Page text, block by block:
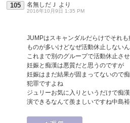
105 名無しだＪ より
2016年10月9日 1:35 PM
JUMPはスキャンダルだらけでそれ
ものが多いけどなぜ活動休止しない
これまで別のグループで活動休止さ
妊娠と痴漢は悪質だと思うのですが
妊娠はまだ結果が固まってないので
犯罪ですよね
ジュリーお気に入りというだけで痴
演できるなんて羨ましいですね中島